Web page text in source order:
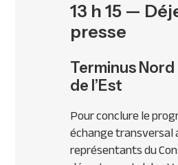
13 h 15 —
presse
Terminus
de l’Est
Pour conclure le
échange transversal
représentants du